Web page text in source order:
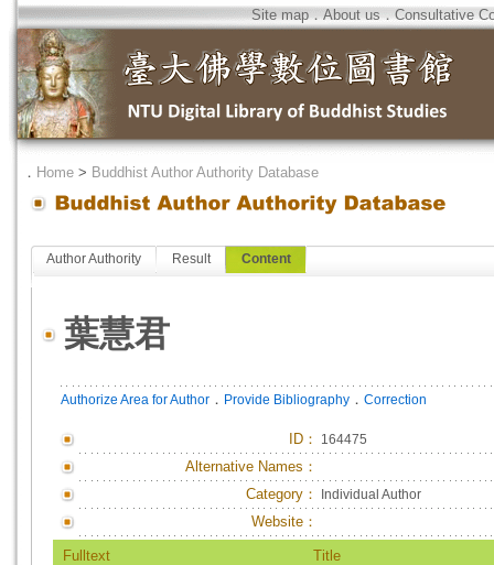
Site map．About us．Consultative
． Home > Buddhist Author Authority Database
Author Authority Result Content
葉慧君
Authorize Area for Author ． Provide Bibliography ． Correction
ID ： 164475
Alternative Names：
Category：
Individual Author
Website：
Fulltext Title